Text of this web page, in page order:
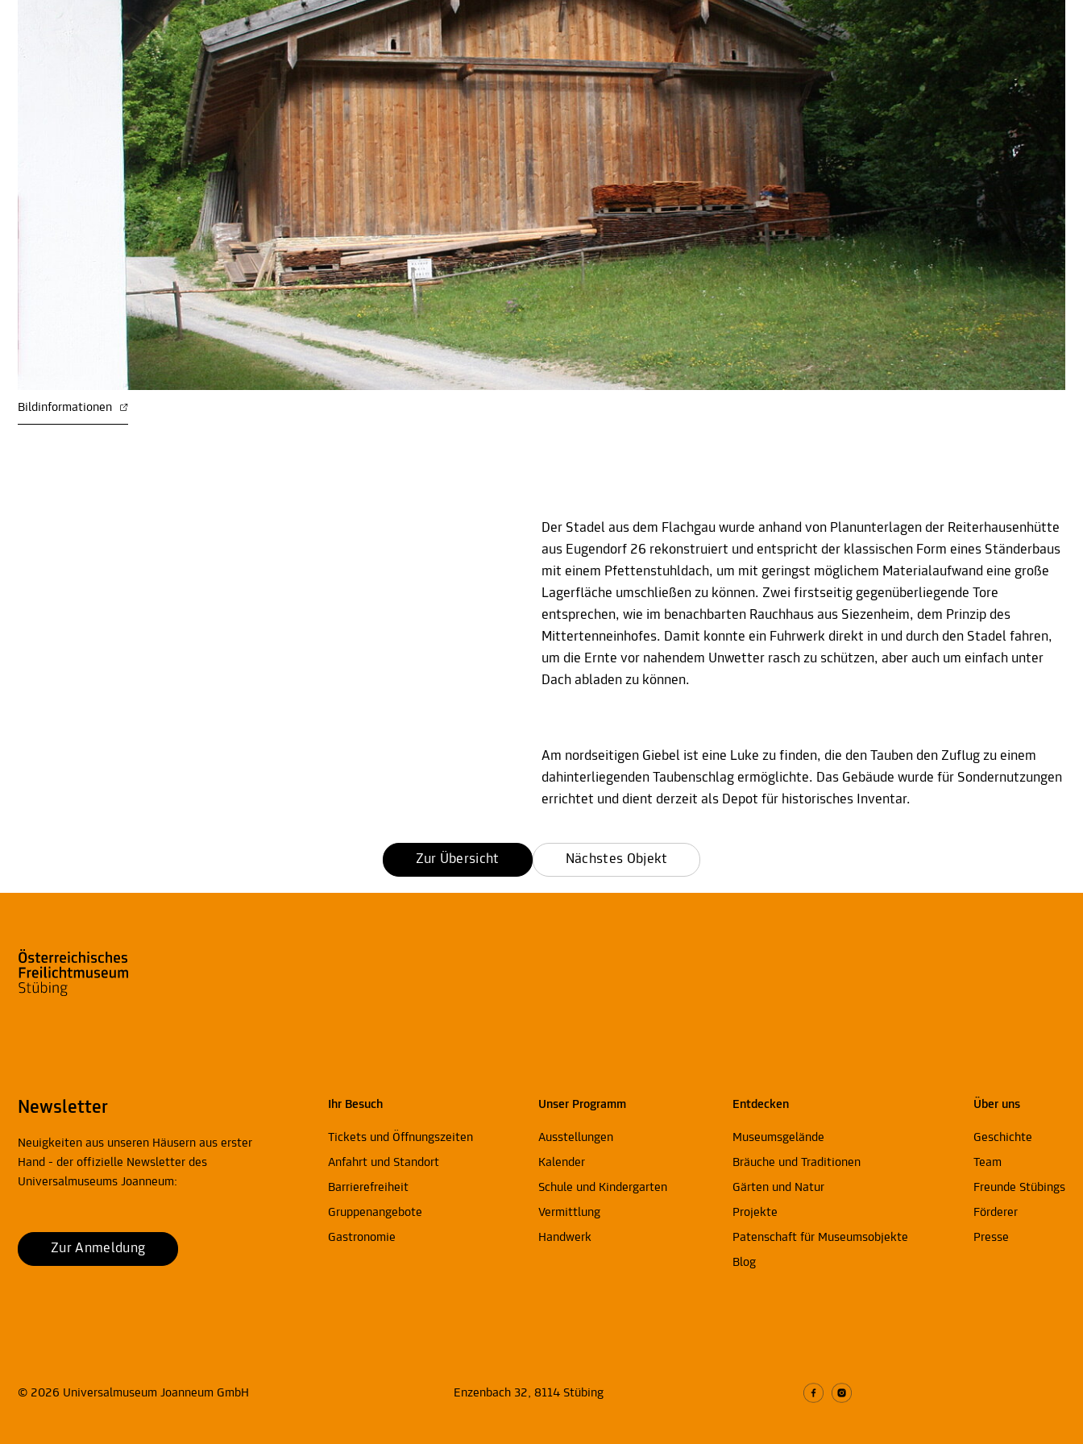
Bildinformationen
Der Stadel aus dem Flachgau wurde anhand von Planunterlagen der Reiterhausenhütte
aus Eugendorf 26 rekonstruiert und entspricht der klassischen Form eines Ständerbaus
mit einem Pfettenstuhldach, um mit geringst möglichem Materialaufwand eine große
Lagerfläche umschließen zu können. Zwei firstseitig gegenüberliegende Tore
entsprechen, wie im benachbarten Rauchhaus aus Siezenheim, dem Prinzip des
Mittertenneinhofes. Damit konnte ein Fuhrwerk direkt in und durch den Stadel fahren,
um die Ernte vor nahendem Unwetter rasch zu schützen, aber auch um einfach unter
Dach abladen zu können.
Am nordseitigen Giebel ist eine Luke zu finden, die den Tauben den Zuflug zu einem
dahinterliegenden Taubenschlag ermöglichte. Das Gebäude wurde für Sondernutzungen
errichtet und dient derzeit als Depot für historisches Inventar.
Zur Übersicht Nächstes Objekt
Newsletter
Neuigkeiten aus unseren Häusern aus erster
Hand - der offizielle Newsletter des
Universalmuseums Joanneum:
Zur Anmeldung
Ihr Besuch
Tickets und Öffnungszeiten
Anfahrt und Standort
Barrierefreiheit
Gruppenangebote
Gastronomie
Unser Programm
Ausstellungen
Kalender
Schule und Kindergarten
Vermittlung
Handwerk
Entdecken
Museumsgelände
Bräuche und Traditionen
Gärten und Natur
Projekte
Patenschaft für Museumsobjekte
Blog
Über uns
Geschichte
Team
Freunde Stübings
Förderer
Presse
© 2026 Universalmuseum Joanneum GmbH Enzenbach 32, 8114 Stübing